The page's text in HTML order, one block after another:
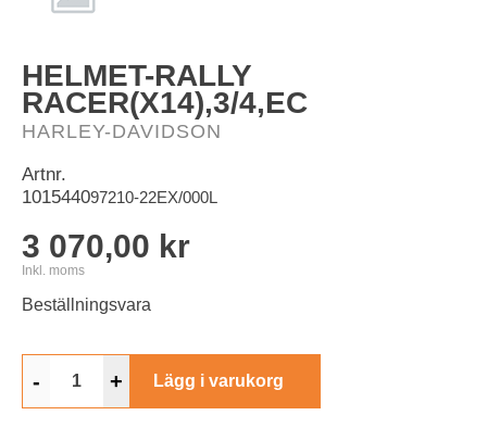
HELMET-RALLY
RACER(X14),3/4,EC
HARLEY-DAVIDSON
Artnr.
101544097210-22EX/000L
3 070,00 kr
Inkl. moms
Beställningsvara
- + Lägg i varukorg